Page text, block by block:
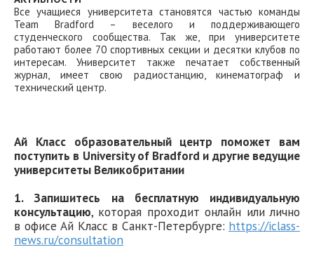
Все учащиеся университета становятся частью команды
Team Bradford – веселого и поддерживающего
студенческого сообщества. Так же, при университете
работают более 70 спортивных секции и десятки клубов по
интересам. Университет также печатает собственный
журнал, имеет свою радиостанцию, кинематограф и
технический центр.
Ай Класс образовательный центр поможет вам
поступить в University of Bradford и другие ведущие
университеты Великобритании
1. Запишитесь на бесплатную индивидуальную
консультацию, которая проходит онлайн или лично
в офисе Ай Класс в Санкт-Петербурге: https://iclass-
news.ru/consultation